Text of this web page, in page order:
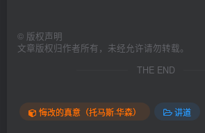
© 版权声明
文章版权归作者所有，未经允许请勿转载。
THE END
悔改的真意（托马斯·华森） 讲道